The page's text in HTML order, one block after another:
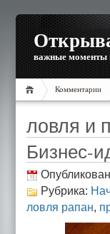
важные моменты
Комментарии
ловля и
Бизнес-
Рубрика:
ловля рапан,